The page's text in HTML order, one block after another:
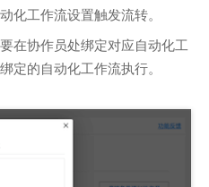
化工作流设置触发流转。
在协作员处绑定对应自动化工
定的自动化工作流执行。